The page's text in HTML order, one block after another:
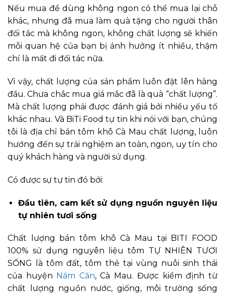
Nếu mua để dùng không ngon có thể mua lại chỗ
khác, nhưng đã mua làm quà tặng cho người thân
đối tác mà không ngon, không chất lượng sẽ khiến
mỗi quan hệ của bạn bị ảnh hưởng ít nhiều, thậm
chí là mất đi đối tác nữa.
Vì vậy, chất lượng của sản phẩm luôn đặt lên hàng
đầu. Chưa chắc mua giá mắc đã là quà “chất lượng”.
Mà chất lượng phải được đánh giá bởi nhiều yếu tố
khác nhau. Và BiTi Food tự tin khi nói với bạn, chúng
tôi là địa chỉ bán tôm khô Cà Mau chất lượng, luôn
hướng đến sự trải nghiệm an toàn, ngon, uy tín cho
quý khách hàng và người sử dụng.
Có được sự tự tin đó bởi:
Đầu tiên, cam kết sử dụng nguồn nguyên liệu
tự nhiên tươi sống
Chất lượng bán tôm khô Cà Mau tại BITI FOOD
100% sử dụng nguyên liệu tôm TỰ NHIÊN TƯƠI
SỐNG là tôm đất, tôm thẻ tại vùng nuôi sinh thái
của huyện Năm Căn, Cà Mau. Được kiểm định từ
chất lượng nguồn nước, giống, môi trường sống